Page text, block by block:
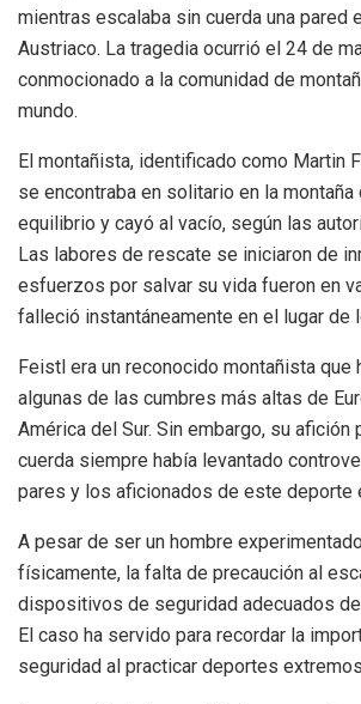
mientras escalaba sin cuerda una pared
Austriaco. La tragedia ocurrió el 24 de
conmocionado a la comunidad de
mundo.
El montañista, identificado como Martin
se encontraba en solitario en la montaña
equilibrio y cayó al vacío, según las
Las labores de rescate se iniciaron de
esfuerzos por salvar su vida fueron en
falleció instantáneamente en el lugar de
Feistl era un reconocido montañista que
algunas de las cumbres más altas de
América del Sur. Sin embargo, su afición
cuerda siempre había levantado
pares y los aficionados de este deporte
A pesar de ser un hombre
físicamente, la falta de precaución al
dispositivos de seguridad adecuados
El caso ha servido para recordar la
seguridad al practicar deportes